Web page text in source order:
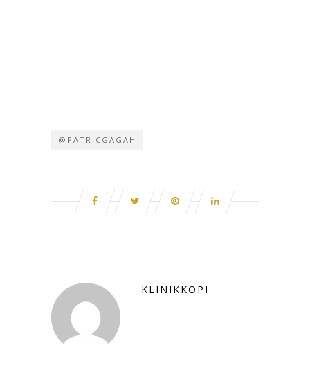
@PATRICGAGAH
KLINIKKOPI